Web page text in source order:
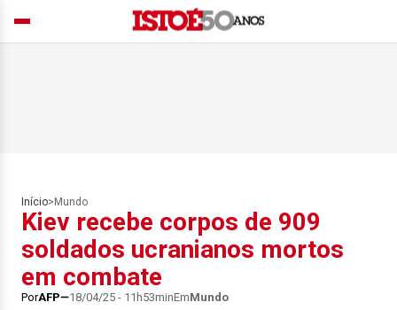
Início> Mundo
Kiev recebe corpos de 909
soldados ucranianos mortos
em combate
PorAFP 18/04/25 - 11h53minEmMundo